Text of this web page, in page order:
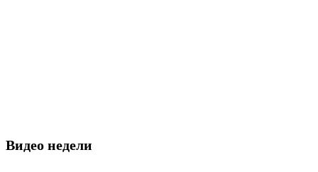
Видео недели